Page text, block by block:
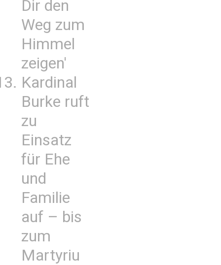
Dir den
Weg zum
Himmel
zeigen'
Kardinal
Burke ruft
zu
Einsatz
für Ehe
und
Familie
auf – bis
zum
Martyriu